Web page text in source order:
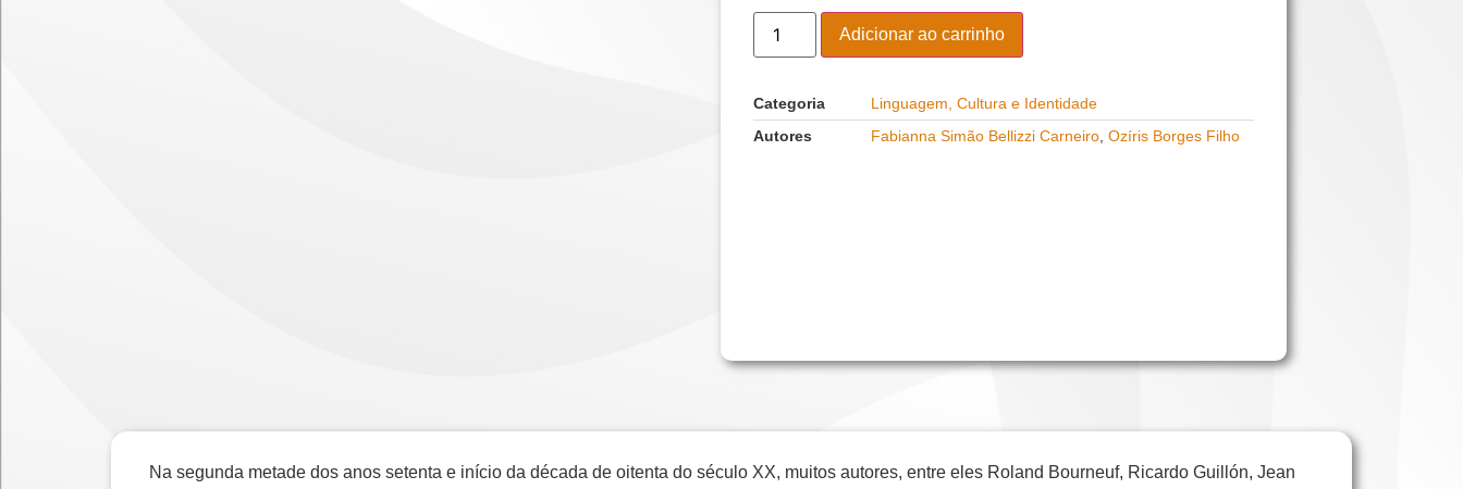
Adicionar ao carrinho
Categoria
Linguagem, Cultura e Identidade
Autores
Fabianna Simão Bellizzi Carneiro, Ozíris Borges Filho
Na segunda metade dos anos setenta e início da década de oitenta do século XX, muitos autores, entre eles Roland Bourneuf, Ricardo Guillón, Jean